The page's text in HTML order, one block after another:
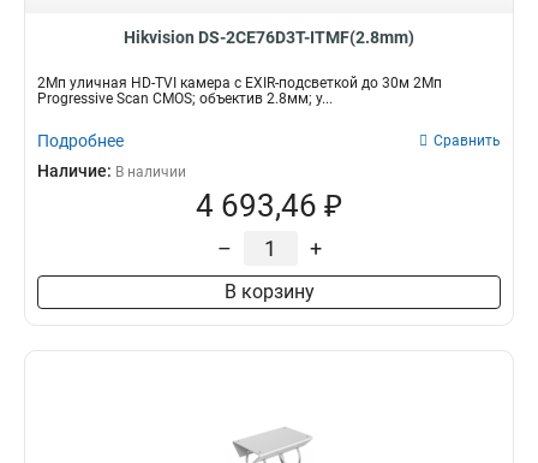
Hikvision DS-2CE76D3T-ITMF(2.8mm)
2Мп уличная HD-TVI камера с EXIR-подсветкой до 30м 2Мп
Progressive Scan CMOS; объектив 2.8мм; у...
Подробнее Сравнить
Наличие: В наличии
4 693,46 ₽
– +
В корзину